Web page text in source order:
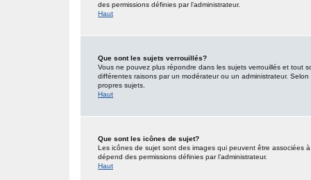
des permissions définies par l’administrateur.
Haut
Que sont les sujets verrouillés?
Vous ne pouvez plus répondre dans les sujets verrouillés et tout
différentes raisons par un modérateur ou un administrateur.
propres sujets.
Haut
Que sont les icônes de sujet?
Les icônes de sujet sont des images qui peuvent être associées
dépend des permissions définies par l’administrateur.
Haut